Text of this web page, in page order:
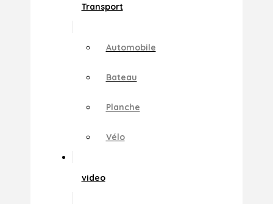
Transport
Automobile
Bateau
Planche
Vélo
video